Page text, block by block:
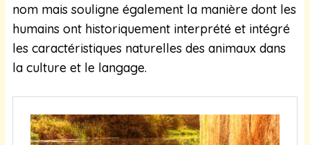
nom mais souligne également la manière dont les
humains ont historiquement interprété et intégré
les caractéristiques naturelles des animaux dans
la culture et le langage.